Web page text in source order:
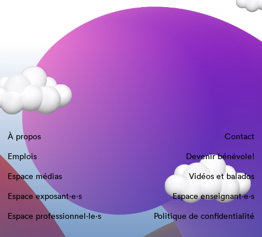
À propos
Contact
Emplois
Devenir bénévole!
Espace médias
Vidéos et balados
Espace exposant·e⋅s
Espace enseignant·e⋅s
Espace professionnel·le⋅s
Politique de confidentialité